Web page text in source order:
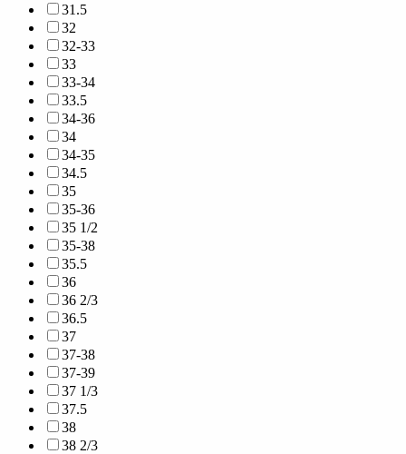
31.5
32
32-33
33
33-34
33.5
34-36
34
34-35
34.5
35
35-36
35 1/2
35-38
35.5
36
36 2/3
36.5
37
37-38
37-39
37 1/3
37.5
38
38 2/3